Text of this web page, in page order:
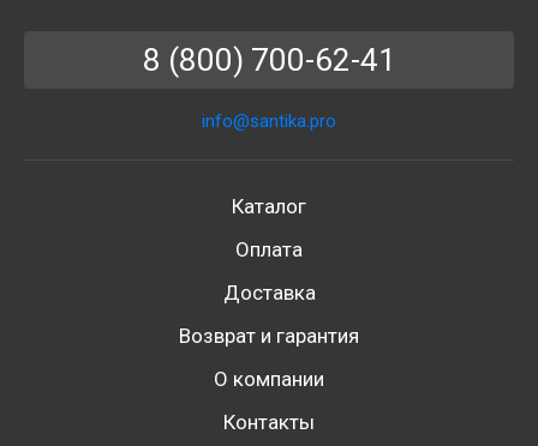
8 (800) 700-62-41
info@santika.pro
Каталог
Оплата
Доставка
Возврат и гарантия
О компании
Контакты